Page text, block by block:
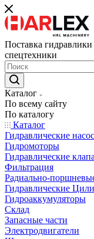
Поставка
спецтехники
Каталог
По всему сайту
По каталогу
Каталог
Гидравлические
Гидромоторы
Гидравлические
Фильтрация
Радиально-
Гидравлические
Гидроаккумуляторы
Склад
Запасные части
Электродвигатели